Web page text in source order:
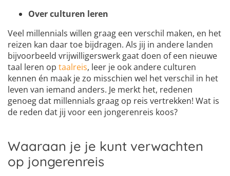
Over culturen leren
Veel millennials willen graag een verschil maken, en het
reizen kan daar toe bijdragen. Als jij in andere landen
bijvoorbeeld vrijwilligerswerk gaat doen of een nieuwe
taal leren op taalreis, leer je ook andere culturen
kennen én maak je zo misschien wel het verschil in het
leven van iemand anders. Je merkt het, redenen
genoeg dat millennials graag op reis vertrekken! Wat is
de reden dat jij voor een jongerenreis koos?
Waaraan je je kunt verwachten
op jongerenreis